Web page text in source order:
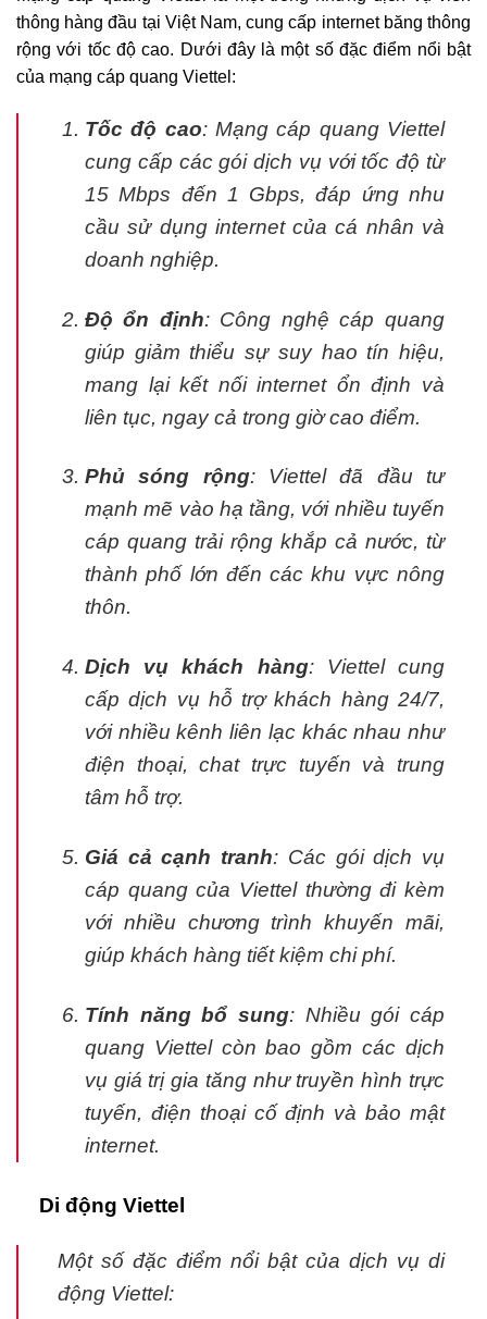
thông hàng đầu tại Việt Nam, cung cấp internet băng thông
rộng với tốc độ cao. Dưới đây là một số đặc điểm nổi bật
của mạng cáp quang Viettel:
Tốc độ cao: Mạng cáp quang Viettel
cung cấp các gói dịch vụ với tốc độ từ
15 Mbps đến 1 Gbps, đáp ứng nhu
cầu sử dụng internet của cá nhân và
doanh nghiệp.
Độ ổn định: Công nghệ cáp quang
giúp giảm thiểu sự suy hao tín hiệu,
mang lại kết nối internet ổn định và
liên tục, ngay cả trong giờ cao điểm.
Phủ sóng rộng: Viettel đã đầu tư
mạnh mẽ vào hạ tầng, với nhiều tuyến
cáp quang trải rộng khắp cả nước, từ
thành phố lớn đến các khu vực nông
thôn.
Dịch vụ khách hàng: Viettel cung
cấp dịch vụ hỗ trợ khách hàng 24/7,
với nhiều kênh liên lạc khác nhau như
điện thoại, chat trực tuyến và trung
tâm hỗ trợ.
Giá cả cạnh tranh: Các gói dịch vụ
cáp quang của Viettel thường đi kèm
với nhiều chương trình khuyến mãi,
giúp khách hàng tiết kiệm chi phí.
Tính năng bổ sung: Nhiều gói cáp
quang Viettel còn bao gồm các dịch
vụ giá trị gia tăng như truyền hình trực
tuyến, điện thoại cố định và bảo mật
internet.
Di động Viettel
Một số đặc điểm nổi bật của dịch vụ di
động Viettel: